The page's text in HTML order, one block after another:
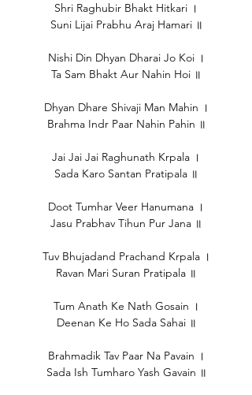
Shri Raghubir Bhakt Hitkari ।
Suni Lijai Prabhu Araj Hamari ॥
Nishi Din Dhyan Dharai Jo Koi ।
Ta Sam Bhakt Aur Nahin Hoi ॥
Dhyan Dhare Shivaji Man Mahin ।
Brahma Indr Paar Nahin Pahin ॥
Jai Jai Jai Raghunath Krpala ।
Sada Karo Santan Pratipala ॥
Doot Tumhar Veer Hanumana ।
Jasu Prabhav Tihun Pur Jana ॥
Tuv Bhujadand Prachand Krpala ।
Ravan Mari Suran Pratipala ॥
Tum Anath Ke Nath Gosain ।
Deenan Ke Ho Sada Sahai ॥
Brahmadik Tav Paar Na Pavain ।
Sada Ish Tumharo Yash Gavain ॥